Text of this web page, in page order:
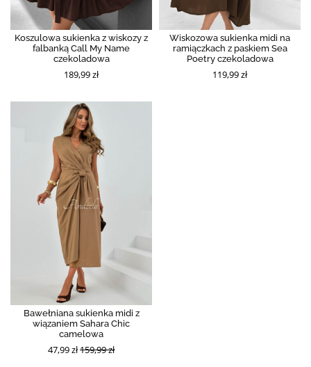
Koszulowa sukienka z wiskozy z
falbanką Call My Name
czekoladowa
189,99 zł
Wiskozowa sukienka midi na
ramiączkach z paskiem Sea
Poetry czekoladowa
119,99 zł
Bawełniana sukienka midi z
wiązaniem Sahara Chic
camelowa
47,99 zł159,99 zł